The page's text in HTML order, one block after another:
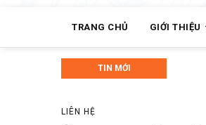
NAVIGATION
TRANG CHỦ GIỚI THIỆU
TIN MỚI
LIÊN HỆ